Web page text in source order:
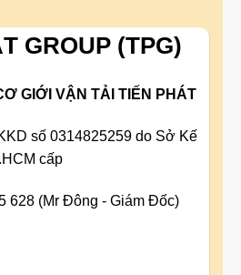
GROUP (TPG)
GIỚI VẬN TẢI TIẾN PHÁT
số 0314825259 do Sở Kế
cấp
628 (Mr Đông - Giám Đốc)